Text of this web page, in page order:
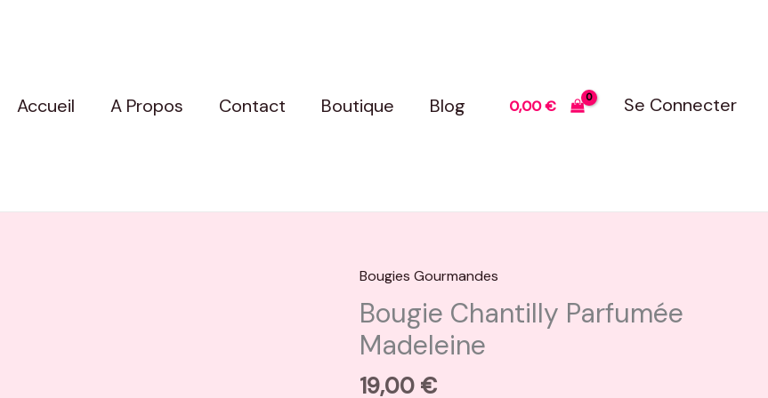
Accueil A Propos Contact Boutique Blog 0,00€ Se Connecter
Bougies Gourmandes
Bougie Chantilly Parfumée
Madeleine
19,00 €
quantité
de
Bougie
Chantilly
Madeleine